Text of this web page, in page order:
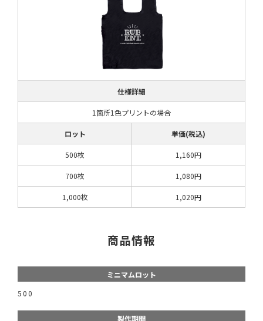
仕様詳細
1箇所1色プリントの場合
ロット 単価(税込)
500枚 1,160円
700枚 1,080円
1,000枚 1,020円
商品情報
ミニマムロット
500
製作期間